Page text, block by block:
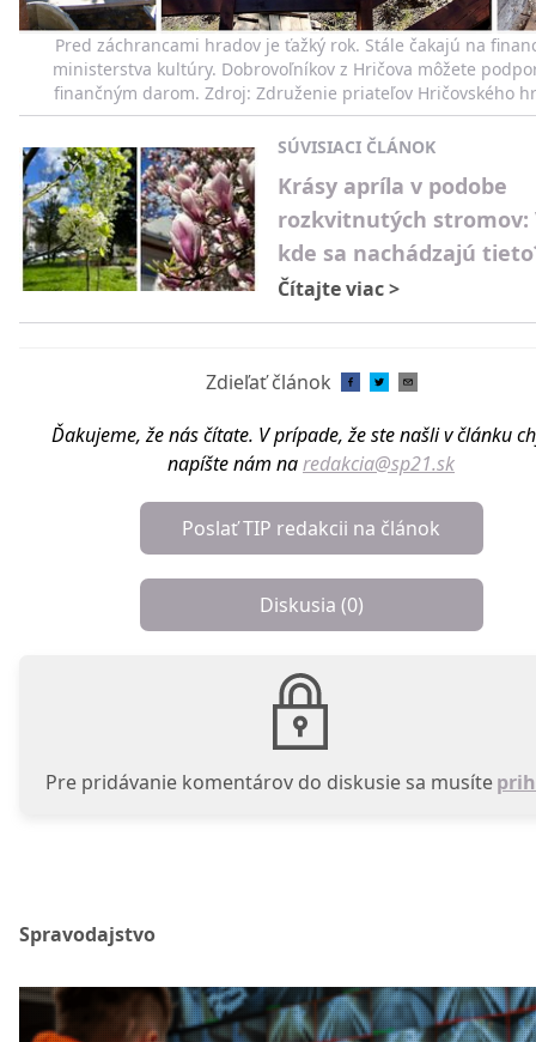
Pred záchrancami hradov je ťažký rok. Stále čakajú na
ministerstva kultúry. Dobrovoľníkov z Hričova môžete
finančným darom. Zdroj: Združenie priateľov Hričovského
SÚVISIACI ČLÁNOK
Krásy apríla v podobe
rozkvitnutých stromov:
kde sa nachádzajú
Čítajte viac>
Zdieľať článok
Ďakujeme, že nás čítate. V prípade, že ste našli v článku
napíšte nám naredakcia@sp21.sk
Poslať TIP redakcii na článok
Diskusia (0)
Pre pridávanie komentárov do diskusie sa musíte
Spravodajstvo